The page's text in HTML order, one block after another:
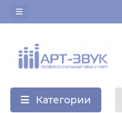
Категории